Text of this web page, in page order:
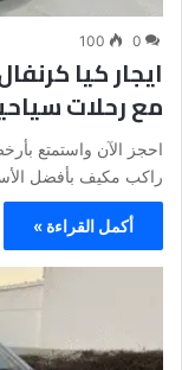
0
100
مع رحلات
راكب مكيف بأفضل
أكمل القراءة »